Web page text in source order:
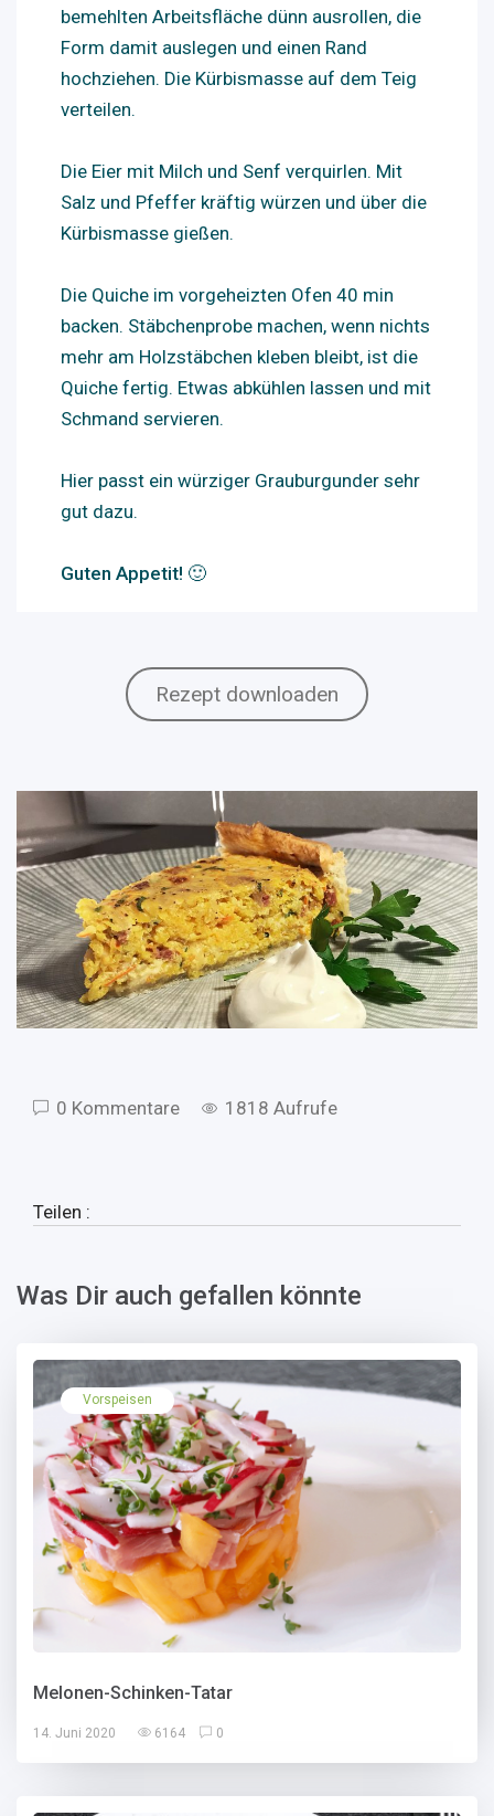
bemehlten Arbeitsfläche dünn ausrollen, die
Form damit auslegen und einen Rand
hochziehen. Die Kürbismasse auf dem Teig
verteilen.
Die Eier mit Milch und Senf verquirlen. Mit
Salz und Pfeffer kräftig würzen und über die
Kürbismasse gießen.
Die Quiche im vorgeheizten Ofen 40 min
backen. Stäbchenprobe machen, wenn nichts
mehr am Holzstäbchen kleben bleibt, ist die
Quiche fertig. Etwas abkühlen lassen und mit
Schmand servieren.
Hier passt ein würziger Grauburgunder sehr
gut dazu.
Guten Appetit! 🙂
Rezept downloaden
0 Kommentare 1818 Aufrufe
Teilen :
Was Dir auch gefallen könnte
Vorspeisen
Melonen-Schinken-Tatar
14. Juni 2020 6164 0